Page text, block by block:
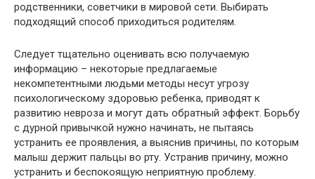
родственники, советчики в мировой сети. Выбирать
подходящий способ приходиться родителям.
Следует тщательно оценивать всю получаемую
информацию – некоторые предлагаемые
некомпетентными людьми методы несут угрозу
психологическому здоровью ребенка, приводят к
развитию невроза и могут дать обратный эффект. Борьбу
с дурной привычкой нужно начинать, не пытаясь
устранить ее проявления, а выяснив причины, по которым
малыш держит пальцы во рту. Устранив причину, можно
устранить и беспокоящую неприятную проблему.